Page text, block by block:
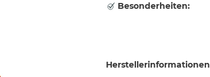
Besonderheiten:
Herstellerinformationen